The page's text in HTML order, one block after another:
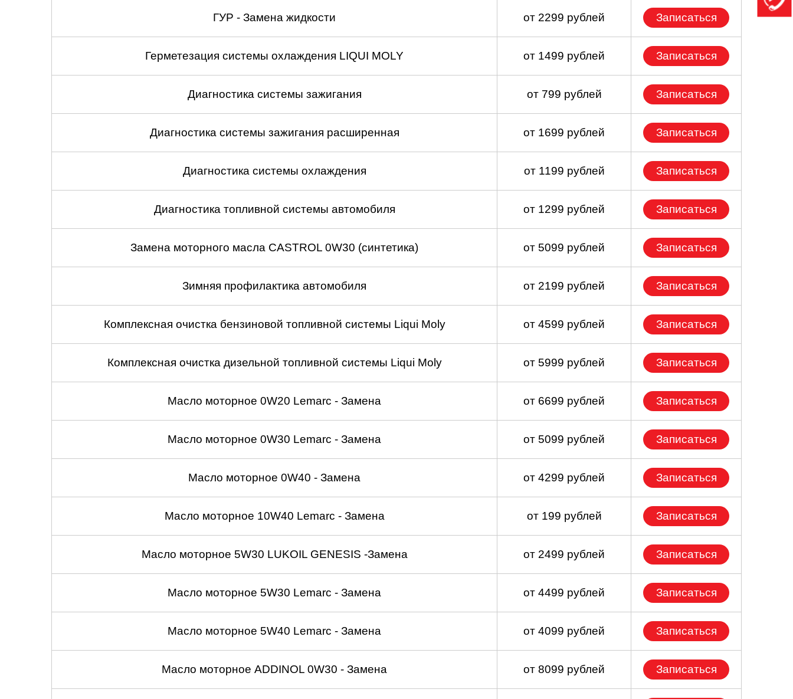
ГУР - Замена жидкости от 2299 рублей Записаться
Герметезация системы охлаждения LIQUI MOLY от 1499 рублей Записаться
Диагностика системы зажигания от 799 рублей Записаться
Диагностика системы зажигания расширенная от 1699 рублей Записаться
Диагностика системы охлаждения от 1199 рублей Записаться
Диагностика топливной системы автомобиля от 1299 рублей Записаться
Замена моторного масла CASTROL 0W30 (синтетика) от 5099 рублей Записаться
Зимняя профилактика автомобиля от 2199 рублей Записаться
Комплексная очистка бензиновой топливной системы Liqui Moly от 4599 рублей Записаться
Комплексная очистка дизельной топливной системы Liqui Moly от 5999 рублей Записаться
Масло моторное 0W20 Lemarc - Замена от 6699 рублей Записаться
Масло моторное 0W30 Lemarc - Замена от 5099 рублей Записаться
Масло моторное 0W40 - Замена от 4299 рублей Записаться
Масло моторное 10W40 Lemarc - Замена от 199 рублей Записаться
Масло моторное 5W30 LUKOIL GENESIS -Замена от 2499 рублей Записаться
Масло моторное 5W30 Lemarc - Замена от 4499 рублей Записаться
Масло моторное 5W40 Lemarc - Замена от 4099 рублей Записаться
Масло моторное ADDINOL 0W30 - Замена от 8099 рублей Записаться